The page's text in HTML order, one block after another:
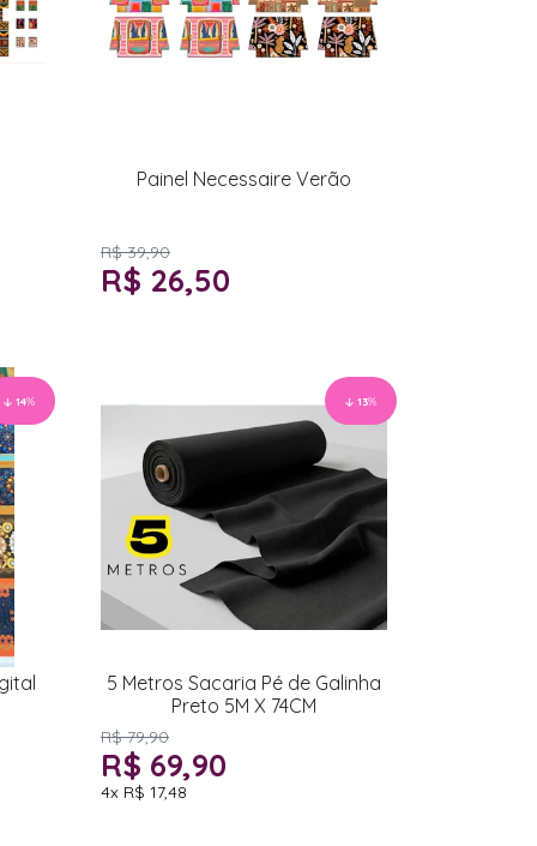
Painel Necessaire Verão
R$ 39,90
R$ 26,50
14% 13%
5 Metros Sacaria Pé de Galinha
Preto 5M X 74CM
R$ 79,90
R$ 69,90
4x R$ 17,48